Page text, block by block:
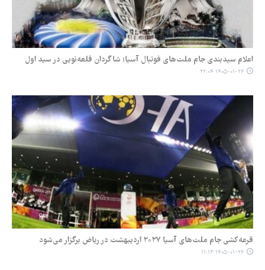
اعلام سیدبندی جام ملت‌های فوتبال آسیا؛ شاگردان قلعه‌نویی در سید اول
۱۴۰۵-۰۱-۲۶ ۲۲:۰۴
قرعه‌کشی جام ملت‌های آسیا ۲۰۲۷ اردیبهشت در ریاض برگزار می‌شود
۱۴۰۵-۰۱-۲۶ ۱۱:۱۳